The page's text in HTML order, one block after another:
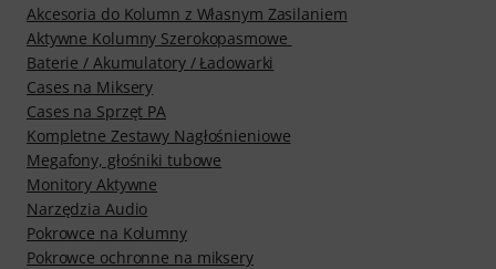
Akcesoria do Kolumn z Własnym Zasilaniem
Aktywne Kolumny Szerokopasmowe
Baterie / Akumulatory / Ładowarki
Cases na Miksery
Cases na Sprzęt PA
Kompletne Zestawy Nagłośnieniowe
Megafony, głośniki tubowe
Monitory Aktywne
Narzędzia Audio
Pokrowce na Kolumny
Pokrowce ochronne na miksery